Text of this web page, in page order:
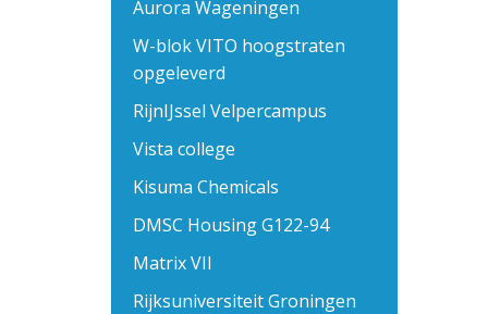
Aurora Wageningen
W-blok VITO hoogstraten
opgeleverd
RijnIJssel Velpercampus
Vista college
Kisuma Chemicals
DMSC Housing G122-94
Matrix VII
Rijksuniversiteit Groningen